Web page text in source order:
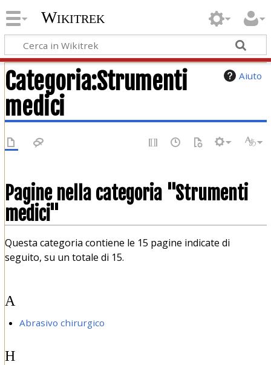
Wikitrek
Aiuto
Categoria:Strumenti
medici
Pagine nella categoria "Strumenti
medici"
Questa categoria contiene le 15 pagine indicate di
seguito, su un totale di 15.
A
Abrasivo chirurgico
H